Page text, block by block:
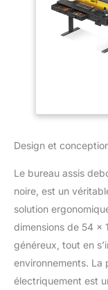
Design et
Le bureau assis
noire, est un
solution
dimensions de 54 x
généreux, tout en
environnements. La
électriquement est